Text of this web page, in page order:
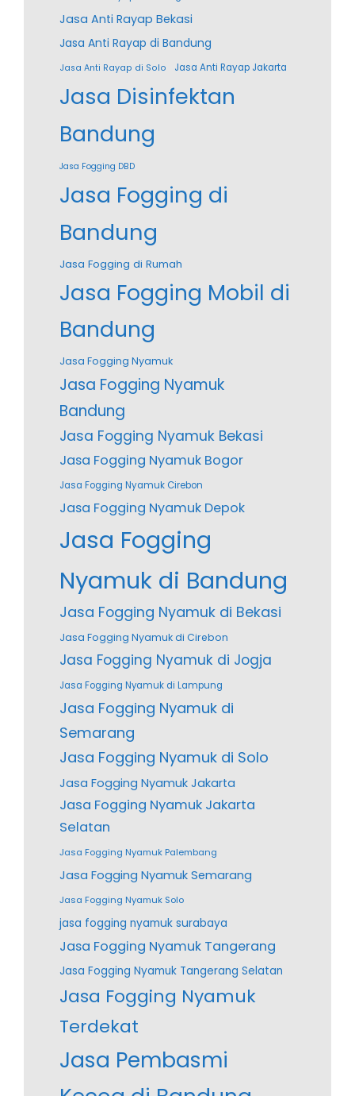
Jasa Anti Rayap Bekasi
Jasa Anti Rayap di Bandung
Jasa Anti Rayap di Solo Jasa Anti Rayap Jakarta
Jasa Disinfektan
Bandung
Jasa Fogging DBD
Jasa Fogging di
Bandung
Jasa Fogging di Rumah
Jasa Fogging Mobil di
Bandung
Jasa Fogging Nyamuk
Jasa Fogging Nyamuk
Bandung
Jasa Fogging Nyamuk Bekasi
Jasa Fogging Nyamuk Bogor
Jasa Fogging Nyamuk Cirebon
Jasa Fogging Nyamuk Depok
Jasa Fogging
Nyamuk di Bandung
Jasa Fogging Nyamuk di Bekasi
Jasa Fogging Nyamuk di Cirebon
Jasa Fogging Nyamuk di Jogja
Jasa Fogging Nyamuk di Lampung
Jasa Fogging Nyamuk di
Semarang
Jasa Fogging Nyamuk di Solo
Jasa Fogging Nyamuk Jakarta
Jasa Fogging Nyamuk Jakarta
Selatan
Jasa Fogging Nyamuk Palembang
Jasa Fogging Nyamuk Semarang
Jasa Fogging Nyamuk Solo
jasa fogging nyamuk surabaya
Jasa Fogging Nyamuk Tangerang
Jasa Fogging Nyamuk Tangerang Selatan
Jasa Fogging Nyamuk
Terdekat
Jasa Pembasmi